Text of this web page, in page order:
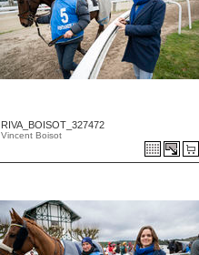
RIVA_BOISOT_327472
Vincent Boisot